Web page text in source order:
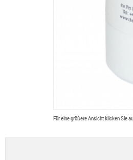
Für eine größere Ansicht klicken Sie